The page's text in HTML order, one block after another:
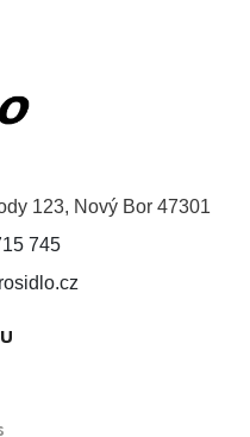
123, Nový Bor 47301
745